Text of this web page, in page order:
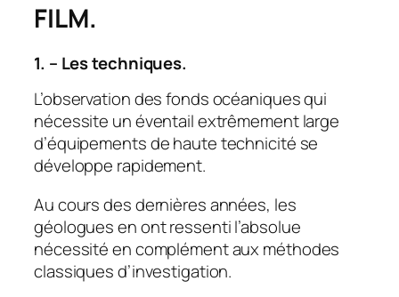
FILM.
1. – Les techniques.
L’observation des fonds océaniques qui
nécessite un éventail extrêmement large
d’équipements de haute technicité se
développe rapidement.
Au cours des dernières années, les
géologues en ont ressenti l’absolue
nécessité en complément aux méthodes
classiques d’investigation.